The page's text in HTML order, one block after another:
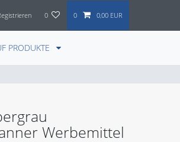
0 0 0,00 EUR
PRODUKTE
Werbemittel